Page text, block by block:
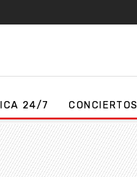
24/7 CONCIERTOS